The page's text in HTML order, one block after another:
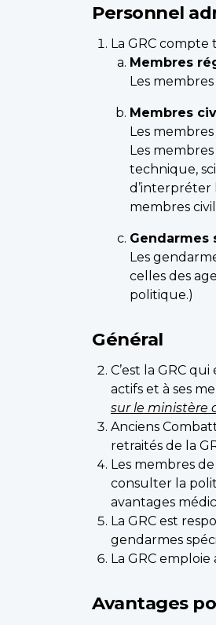
Personnel
La GRC
Membres
Les
Membres
Les
Les
technique,
d’interpréter
membres
Gendarmes
Les
celles des
politique.)
Général
C’est la GRC
actifs et à ses
sur le ministère
Anciens
retraités de la
Les membres
consulter la
avantages
La GRC est
gendarmes
La GRC
Avantages